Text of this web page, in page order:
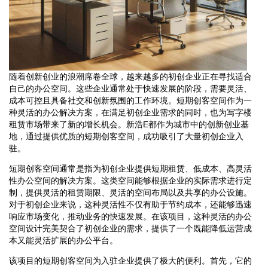
随着创新创业的浪潮席卷全球，越来越多的初创企业正在寻找适合
自己的办公空间。这些企业通常处于快速发展的阶段，需要灵活、
成本可控且具备社交和创新氛围的工作环境。短期创客空间作为一
种灵活的办公解决方案，在满足初创企业需求的同时，也为写字楼
租赁市场带来了新的增长机会。新浩E都作为城市中的创新创业基
地，通过提供优质的短期创客空间，成功吸引了大量初创企业入
驻。
短期创客空间通常是指为初创企业提供短期租赁、低成本、高灵活
性办公空间的解决方案。这类空间能够根据企业的实际需求进行定
制，提供灵活的租赁期限、灵活的空间布局以及共享的办公设施。
对于初创企业来说，这种灵活性不仅有助于节约成本，还能够迅速
响应市场变化，推动业务的快速发展。在该项目，这种灵活的办公
空间设计完美契合了初创企业的需求，提供了一个既能降低运营成
本又能灵活扩展的办公平台。
该项目的短期创客空间为入驻企业提供了极大的便利。首先，它的